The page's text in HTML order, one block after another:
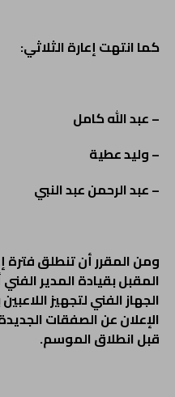
كما انتهت إعارة الثلاثي:
– عبد الله كامل
– وليد عطية
– عبد الرحمن عبد النبي
ومن المقرر أن تنطلق فترة
المقبل بقيادة المدير
الجهاز الفني لتجهيز
الإعلان عن الصفقات
قبل انطلاق الموسم.